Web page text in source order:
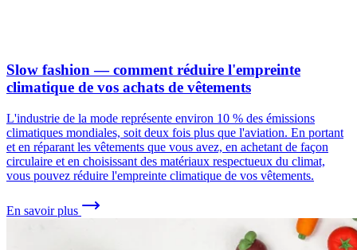
Slow fashion — comment réduire l'empreinte
climatique de vos achats de vêtements
L'industrie de la mode représente environ 10 % des émissions
climatiques mondiales, soit deux fois plus que l'aviation. En portant
et en réparant les vêtements que vous avez, en achetant de façon
circulaire et en choisissant des matériaux respectueux du climat,
vous pouvez réduire l'empreinte climatique de vos vêtements.
En savoir plus